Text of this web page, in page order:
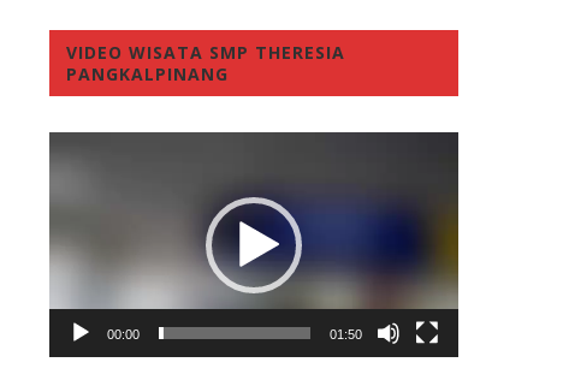
VIDEO WISATA SMP THERESIA
PANGKALPINANG
00:00 01:50